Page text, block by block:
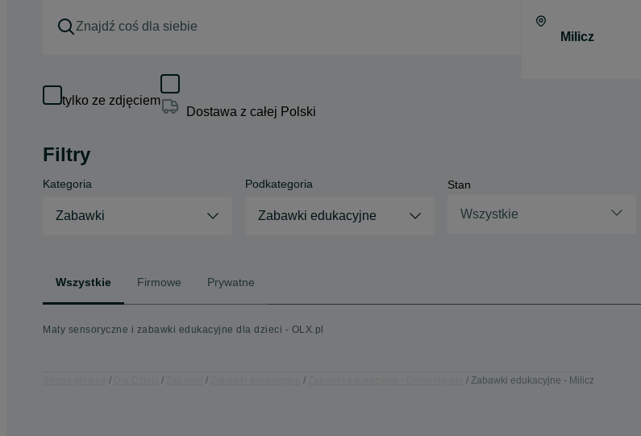
tylko ze zdjęciem
Dostawa z całej Polski
Filtry
Kategoria
Zabawki
Podkategoria
Zabawki edukacyjne
Stan
Wszystkie
Wszystkie Firmowe Prywatne
Maty sensoryczne i zabawki edukacyjne dla dzieci - OLX.pl
Zabawki edukacyjne - Milicz